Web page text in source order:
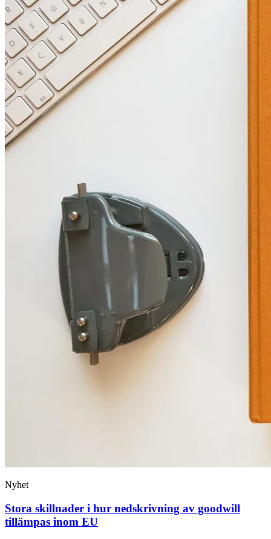
Nyhet
Stora skillnader i hur nedskrivning av goodwill
tillämpas inom EU